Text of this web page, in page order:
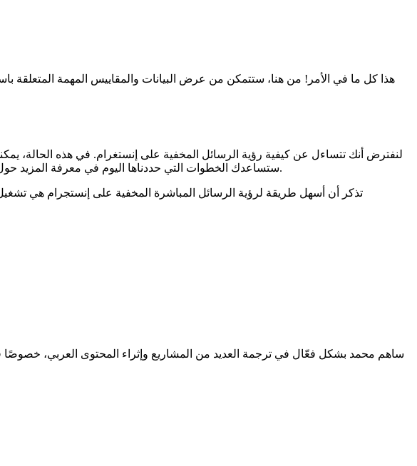
هذا كل ما في الأمر! من هنا، ستتمكن من عرض البيانات والمقاييس المهمة
لنفترض أنك تتساءل عن كيفية رؤية الرسائل المخفية على إنستغرام. في هذه الحالة،
ستساعدك الخطوات التي حددناها اليوم في معرفة المزيد حول كيفية العثور على الرسائل المخفية على إنستغرام وما يمكنك فعله لضمان الوصول إلى رسائلك بسهولة ودون مشاكل.
تذكر أن أسهل طريقة لرؤية الرسائل المباشرة المخفية على إنستجرام هي
ساهم محمد بشكل فعّال في ترجمة العديد من المشاريع وإثراء المحتوى العربي، خصوصًا